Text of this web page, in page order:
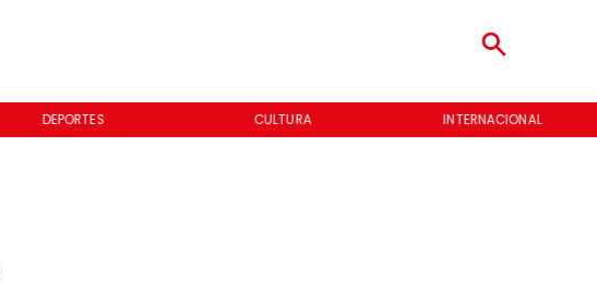
DEPORTES CULTURA INTERNACIONAL